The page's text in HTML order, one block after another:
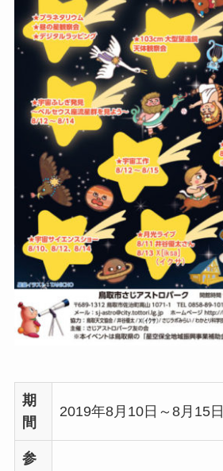
期
間
2019年8月10日～8月15日
参